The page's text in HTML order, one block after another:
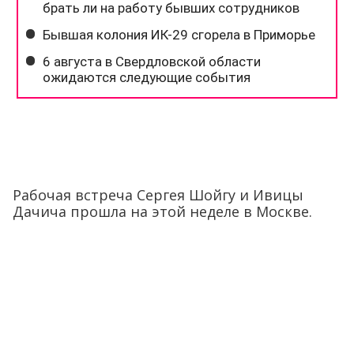
Рабочая встреча Сергея Шойгу и Ивицы
Дачича прошла на этой неделе в Москве.